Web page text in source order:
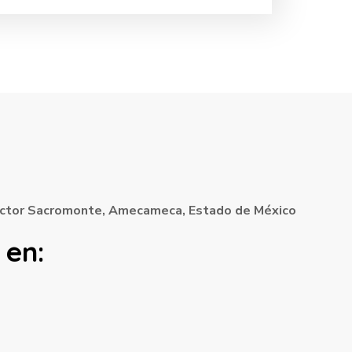
Sacromonte, Amecameca, Estado de México